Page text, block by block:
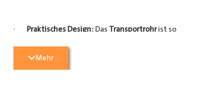
· Praktisches Design: Das Transportrohrist so
Gegenständen sicher und einfach transportieren kann
Mehr